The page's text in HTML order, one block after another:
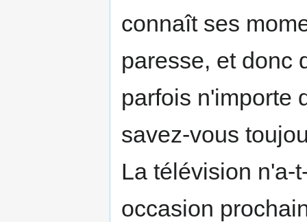
connaît ses
paresse, et donc
parfois n'importe
savez-vous
La télévision n'a-
occasion